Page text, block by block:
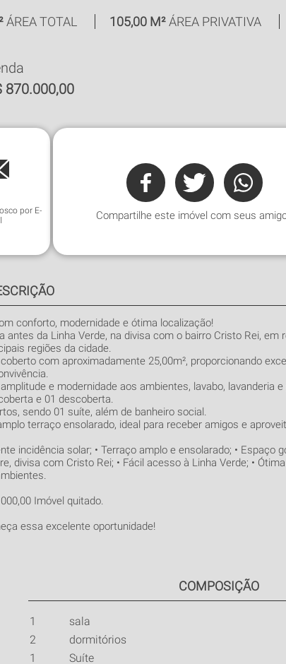
ÁREA TOTAL 105,00 M²ÁREA PRIVATIVA
870.000,00
por E-
Compartilhe este imóvel com seus
conforto, modernidade e ótima localização!
da Linha Verde, na divisa com o bairro Cristo Rei, em
regiões da cidade.
com aproximadamente 25,00m², proporcionando
e modernidade aos ambientes, lavabo, lavanderia
e 01 descoberta.
sendo 01 suíte, além de banheiro social.
terraço ensolarado, ideal para receber amigos e
incidência solar; • Terraço amplo e ensolarado; • Espaço
divisa com Cristo Rei; • Fácil acesso à Linha Verde; •
Imóvel quitado.
essa excelente oportunidade!
COMPOSIÇÃO
1
sala
2
dormitórios
1
Suíte